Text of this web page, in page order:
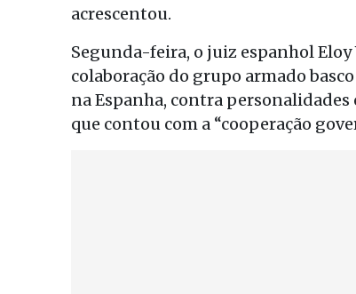
acrescentou.
Segunda-feira, o juiz espanhol
colaboração do grupo armado
na Espanha, contra
que contou com a “cooperação